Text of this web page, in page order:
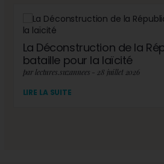
La Déconstruction de la
bataille pour la laïcité
par lectures.suzannees - 28 juillet 2026
LIRE LA SUITE